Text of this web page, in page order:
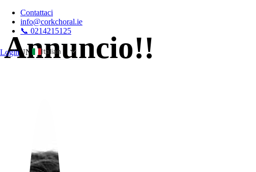
Contattaci
info@corkchoral.ie
📞 0214215125
Login UN
Italian
Spanish
Estonian
Annuncio!!